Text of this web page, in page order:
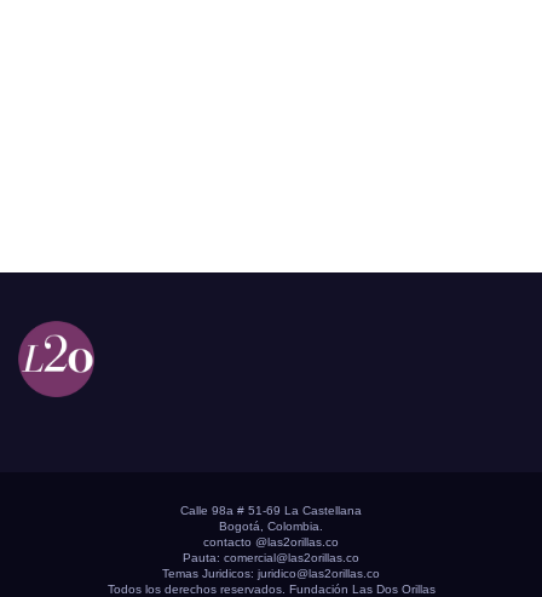
Calle 98a # 51-69 La Castellana
Bogotá, Colombia.
contacto @las2orillas.co
Pauta: comercial@las2orillas.co
Temas Juridicos: juridico@las2orillas.co
Todos los derechos reservados. Fundación Las Dos Orillas